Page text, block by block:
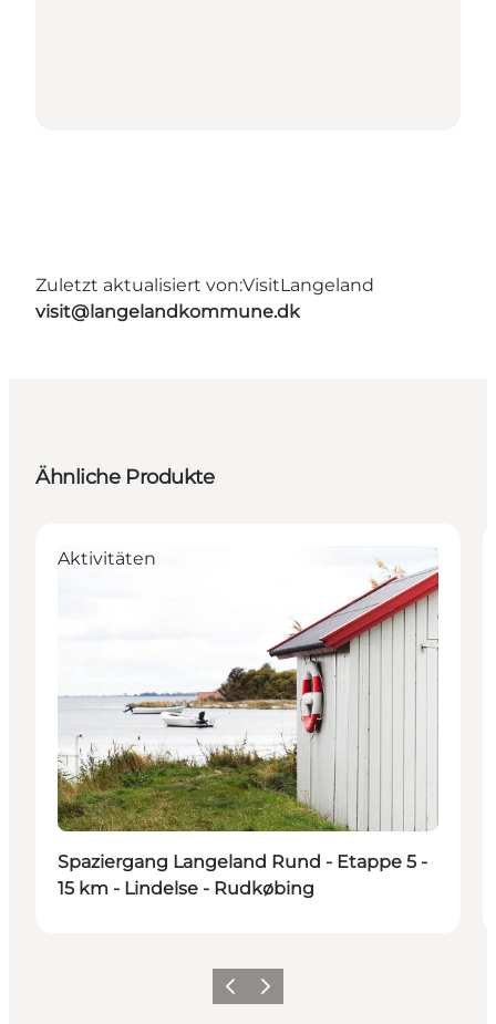
Zuletzt aktualisiert von:VisitLangeland
visit@langelandkommune.dk
Ähnliche Produkte
Aktivitäten
Spaziergang Langeland Rund - Etappe 5 -
15 km - Lindelse - Rudkøbing
ZurückWeiter